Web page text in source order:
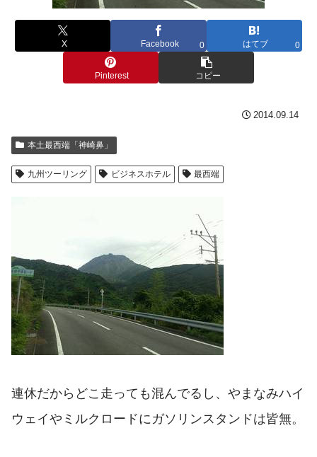
X Facebook 0 はてブ 0
Pinterest コピー
2014.09.14
本土最西端「神崎鼻」
九州ツーリング ビジネスホテル 最西端
連休だからどこ走っても混んでるし、やまなみハイ
ウェイやミルクロードにガソリンスタンドは皆無。